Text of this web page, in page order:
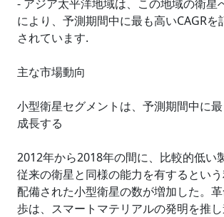
- アジア太平洋地域は、この地域の衛星
により、予測期間中に最も高いCAGRを
されています.
主な市場動向
小型衛星セグメントは、予測期間中に
成長する
2012年から2018年の間に、比較的低い
従来の衛星と同様の能力を有するという
配備された小型衛星の数が増加した。
歩は、スマートマテリアルの発明を推